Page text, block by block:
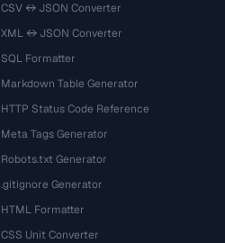
CSV ↔ JSON Converter
XML ↔ JSON Converter
SQL Formatter
Markdown Table Generator
HTTP Status Code Reference
Meta Tags Generator
Robots.txt Generator
.gitignore Generator
HTML Formatter
CSS Unit Converter